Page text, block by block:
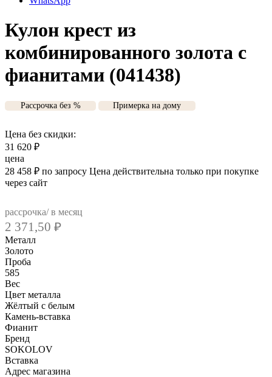
Кулон крест из
комбинированного золота с
фианитами (041438)
Рассрочка без % Примерка на дому
Цена без скидки:
31 620 ₽
цена
28 458 ₽ по запросу Цена действительна только при покупке
через сайт
рассрочка/ в месяц
2 371,50 ₽
Металл
Золото
Проба
585
Вес
Цвет металла
Жёлтый с белым
Камень-вставка
Фианит
Бренд
SOKOLOV
Вcтавка
Адрес магазина